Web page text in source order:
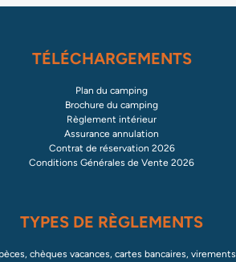
TÉLÉCHARGEMENTS
Plan du camping
Brochure du camping
Règlement intérieur
Assurance annulation
Contrat de réservation 2026
Conditions Générales de Vente 2026
TYPES DE RÈGLEMENTS
chèques vacances, cartes bancaires, virements